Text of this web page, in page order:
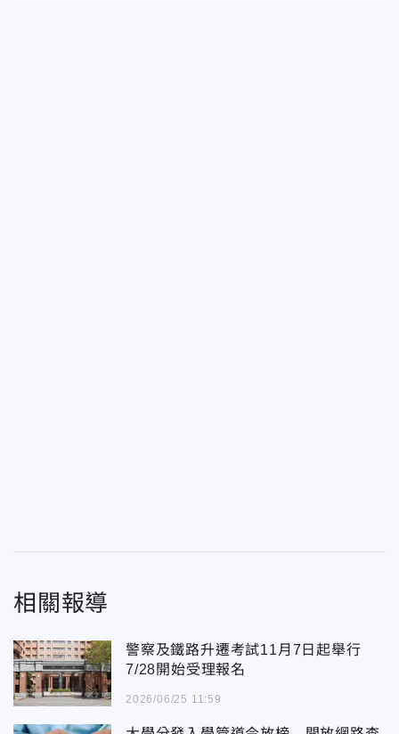
相關報導
警察及鐵路升遷考試11月7日起舉行
7/28開始受理報名
2026/06/25 11:59